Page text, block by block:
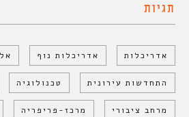
תגיות
אדריכלות אדריכלות נוף
התחדשות עירונית טכנולוגיה
מרחב ציבורי מרכז-פריפריה